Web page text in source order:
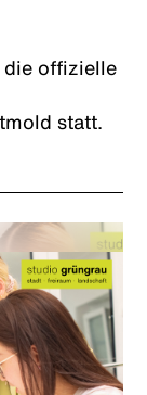
die offizielle
statt.